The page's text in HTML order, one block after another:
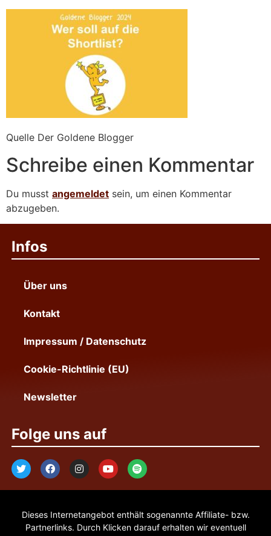
Quelle Der Goldene Blogger
Schreibe einen Kommentar
Du musst angemeldet sein, um einen Kommentar
abzugeben.
Infos
Über uns
Kontakt
Impressum / Datenschutz
Cookie-Richtlinie (EU)
Newsletter
Folge uns auf
Dieses Internetangebot enthält sogenannte Affiliate- bzw.
Partnerlinks. Durch Klicken darauf erhalten wir eventuell